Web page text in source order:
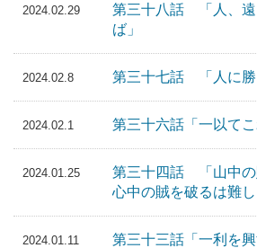
2024.02.29
第三十八話 「人、遠
ば」
2024.02.8 第三十七話 「人に勝
2024.02.1 第三十六話「一以てこ
2024.01.25
第三十四話 「山中の
心中の賊を破るは難し
2024.01.11
第三十三話「一利を